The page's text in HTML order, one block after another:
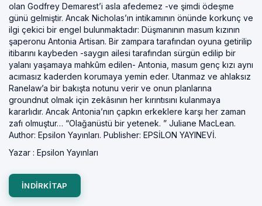
olan Godfrey Demarest’i asla afedemez -ve şimdi ödeşme
günü gelmiştir. Ancak Nicholas’ın intikamının önünde korkunç ve
ilgi çekici bir engel bulunmaktadır: Düşmanının masum kızının
şaperonu Antonia Artisan. Bir zampara tarafından oyuna getirilip
itibarını kaybeden -saygın ailesi tarafından sürgün edilip bir
yalanı yaşamaya mahkûm edilen- Antonia, masum genç kızı aynı
acımasız kaderden korumaya yemin eder. Utanmaz ve ahlaksız
Ranelaw’a bir bakışta notunu verir ve onun planlarına
groundnut olmak için zekâsının her kırıntısını kulanmaya
kararlıdır. Ancak Antonia’nın çapkın erkeklere karşı her zaman
zafı olmuştur… “Olağanüstü bir yetenek. ” Juliane MacLean.
Author: Epsilon Yayınları. Publisher: EPSİLON YAYINEVİ.
Yazar : Epsilon Yayınları
INDIRKITAP